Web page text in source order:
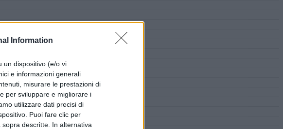
Information
un dispositivo (e/o vi
e informazioni generali
misurare le prestazioni di
per sviluppare e migliorare i
utilizzare dati precisi di
Puoi fare clic per
descritte. In alternativa